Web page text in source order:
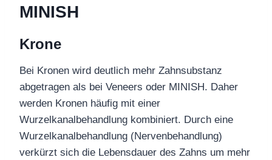
MINISH
Krone
Bei Kronen wird deutlich mehr Zahnsubstanz
abgetragen als bei Veneers oder MINISH. Daher
werden Kronen häufig mit einer
Wurzelkanalbehandlung kombiniert. Durch eine
Wurzelkanalbehandlung (Nervenbehandlung)
verkürzt sich die Lebensdauer des Zahns um mehr